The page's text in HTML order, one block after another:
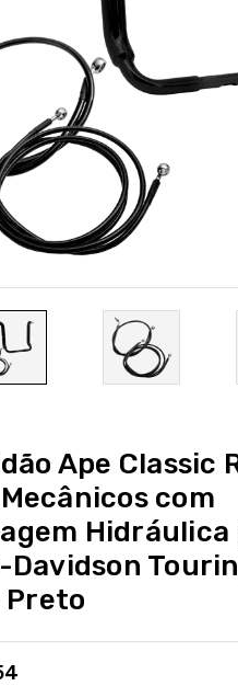
Ape Classic
com
Hidráulica
Davidson
Preto